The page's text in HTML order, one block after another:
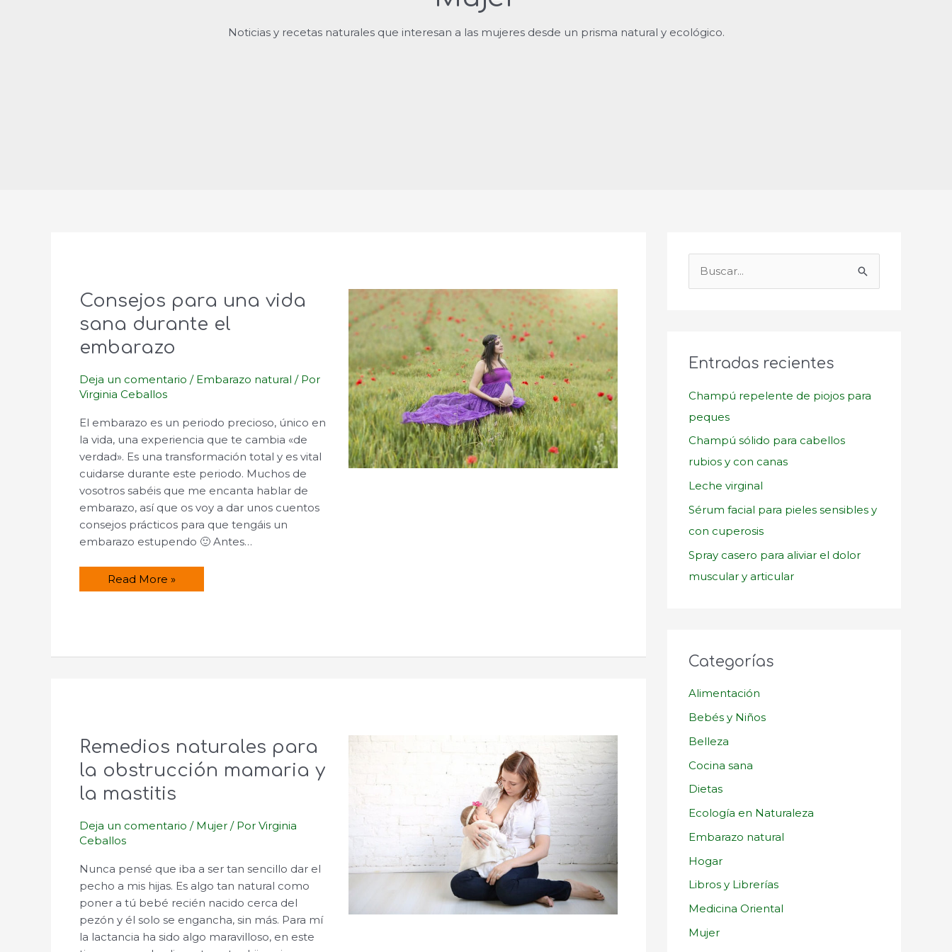
Noticias y recetas naturales que interesan a las mujeres desde un prisma natural y ecológico.
Consejos para una vida
sana durante el
embarazo
Deja un comentario / Embarazo natural / Por
Virginia Ceballos
El embarazo es un periodo precioso, único en
la vida, una experiencia que te cambia «de
verdad». Es una transformación total y es vital
cuidarse durante este periodo. Muchos de
vosotros sabéis que me encanta hablar de
embarazo, así que os voy a dar unos cuentos
consejos prácticos para que tengáis un
embarazo estupendo 🙂 Antes…
Consejos
para
Read More »
Remedios naturales para
la obstrucción mamaria y
la mastitis
Deja un comentario / Mujer / PorVirginia
Ceballos
Nunca pensé que iba a ser tan sencillo dar el
pecho a mis hijas. Es algo tan natural como
poner a tú bebé recién nacido cerca del
pezón y él solo se engancha, sin más. Para mí
la lactancia ha sido algo maravilloso, en este
r
p
o
r
Entradas recientes
Champú repelente de piojos para
peques
Champú sólido para cabellos
rubios y con canas
Leche virginal
Sérum facial para pieles sensibles y
con cuperosis
Spray casero para aliviar el dolor
muscular y articular
Categorías
Alimentación
Bebés y Niños
Belleza
Cocina sana
Dietas
Ecología en Naturaleza
Embarazo natural
Hogar
Libros y Librerías
Medicina Oriental
Mujer